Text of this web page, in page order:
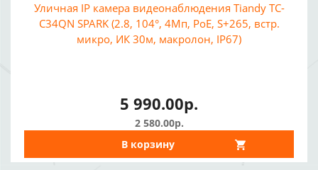
Уличная IP камера видеонаблюдения Tiandy TC-
C34QN SPARK (2.8, 104°, 4Мп, PoE, S+265, встр.
микро, ИК 30м, макролон, IP67)
5 990.00р.
2 580.00р.
В корзину